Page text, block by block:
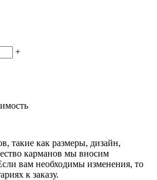
+
такие как размеры, дизайн,
карманов мы вносим
вам необходимы изменения, то
к заказу.